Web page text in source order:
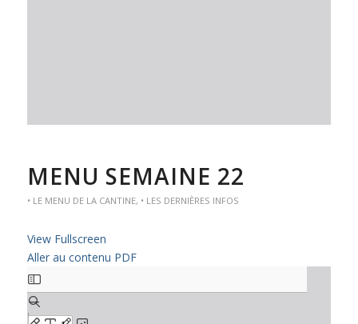
MENU SEMAINE 22
• LE MENU DE LA CANTINE, • LES DERNIÈRES INFOS
View Fullscreen
Aller au contenu PDF